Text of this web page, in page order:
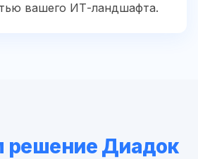
вашего ИТ-ландшафта.
решение Диадок